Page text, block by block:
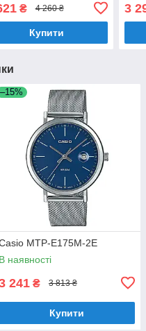
₴ 4 260 ₴
Купити
3
–15%
MTP-E175M-2E
В наявності
241 ₴ 3 813 ₴
Купити